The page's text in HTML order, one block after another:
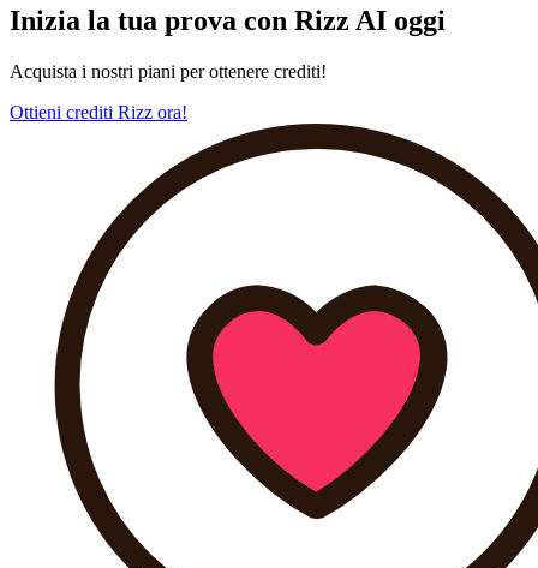
Inizia la tua prova con Rizz AI oggi
Acquista i nostri piani per ottenere crediti!
Ottieni crediti Rizz ora!